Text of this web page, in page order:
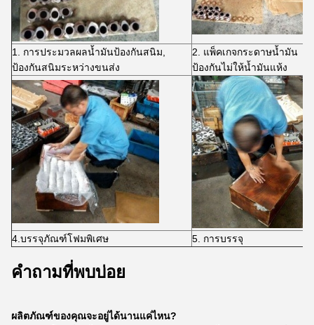
1. การประมวลผลน้ำมันป้องกันสนิม,
ป้องกันสนิมระหว่างขนส่ง
2. แพ็คเกจกระดาษน้ำมัน
ป้องกันไม่ให้น้ำมันแห้ง
4.บรรจุภัณฑ์โฟมพิเศษ 5. การบรรจุ
คำถามที่พบบ่อย
ผลิตภัณฑ์ของคุณจะอยู่ได้นานแค่ไหน?